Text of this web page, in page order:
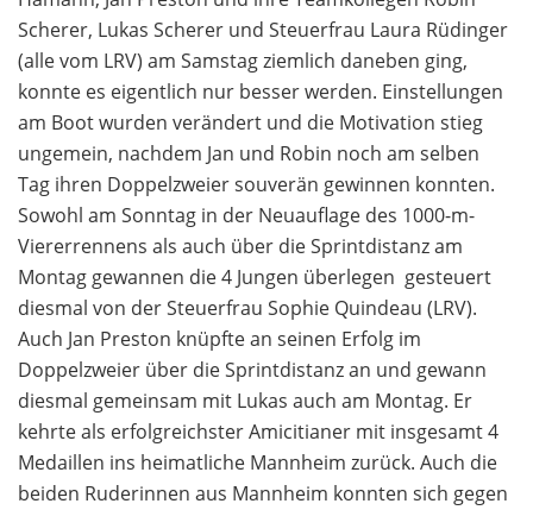
Scherer, Lukas Scherer und Steuerfrau Laura Rüdinger
(alle vom LRV) am Samstag ziemlich daneben ging,
konnte es eigentlich nur besser werden. Einstellungen
am Boot wurden verändert und die Motivation stieg
ungemein, nachdem Jan und Robin noch am selben
Tag ihren Doppelzweier souverän gewinnen konnten.
Sowohl am Sonntag in der Neuauflage des 1000-m-
Viererrennens als auch über die Sprintdistanz am
Montag gewannen die 4 Jungen überlegen  gesteuert
diesmal von der Steuerfrau Sophie Quindeau (LRV).
Auch Jan Preston knüpfte an seinen Erfolg im
Doppelzweier über die Sprintdistanz an und gewann
diesmal gemeinsam mit Lukas auch am Montag. Er
kehrte als erfolgreichster Amicitianer mit insgesamt 4
Medaillen ins heimatliche Mannheim zurück. Auch die
beiden Ruderinnen aus Mannheim konnten sich gegen